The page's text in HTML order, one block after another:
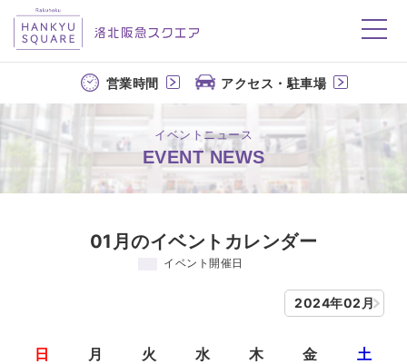
洛北阪急スクエア
営業時間 アクセス・駐車場
イベントニュース
EVENT NEWS
01月のイベントカレンダー
イベント開催日
2024年02月
日 月 火 水 木 金 土